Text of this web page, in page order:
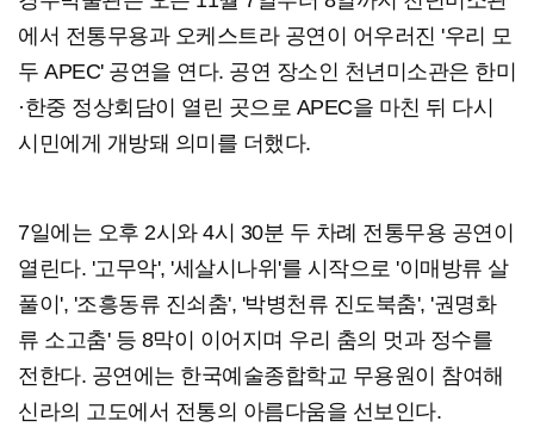
에서 전통무용과 오케스트라 공연이 어우러진 '우리 모
두 APEC' 공연을 연다. 공연 장소인 천년미소관은 한미
·한중 정상회담이 열린 곳으로 APEC을 마친 뒤 다시
시민에게 개방돼 의미를 더했다.
7일에는 오후 2시와 4시 30분 두 차례 전통무용 공연이
열린다. '고무악', '세살시나위'를 시작으로 '이매방류 살
풀이', '조흥동류 진쇠춤', '박병천류 진도북춤', '권명화
류 소고춤' 등 8막이 이어지며 우리 춤의 멋과 정수를
전한다. 공연에는 한국예술종합학교 무용원이 참여해
신라의 고도에서 전통의 아름다움을 선보인다.